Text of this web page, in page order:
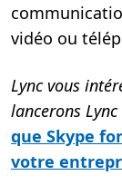
vidéo ou
Lync vous
lancerons
que Skype
votre